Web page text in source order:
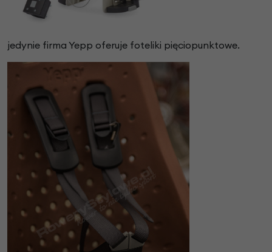
jedynie firma Yepp oferuje foteliki pięciopunktowe.